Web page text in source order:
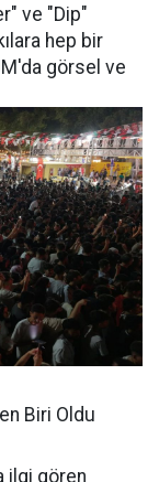
ve "Dip"
hep bir
görsel ve
Biri Oldu
ilgi gören